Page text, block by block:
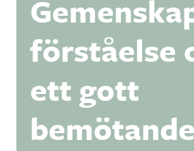
förståelse
ett gott
bemötande